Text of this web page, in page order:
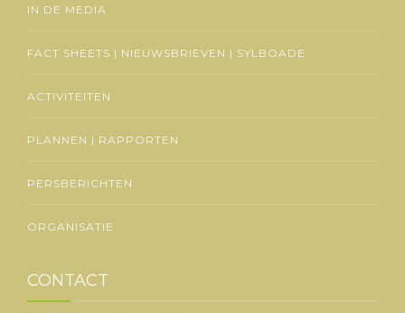
IN DE MEDIA
FACT SHEETS | NIEUWSBRIEVEN | SYLBOADE
ACTIVITEITEN
PLANNEN | RAPPORTEN
PERSBERICHTEN
ORGANISATIE
CONTACT